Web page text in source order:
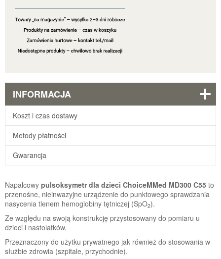
INFORMACJA
Koszt i czas dostawy
Metody płatności
Gwarancja
Napalcowy pulsoksymetr dla dzieci ChoiceMMed MD300 C55 to
przenośne, nieinwazyjne urządzenie do punktowego sprawdzania
nasycenia tlenem hemoglobiny tętniczej (SpO2).
Ze względu na swoją konstrukcję przystosowany do pomiaru u
dzieci i nastolatków.
Przeznaczony do użytku prywatnego jak również do stosowania w
służbie zdrowia (szpitale, przychodnie).